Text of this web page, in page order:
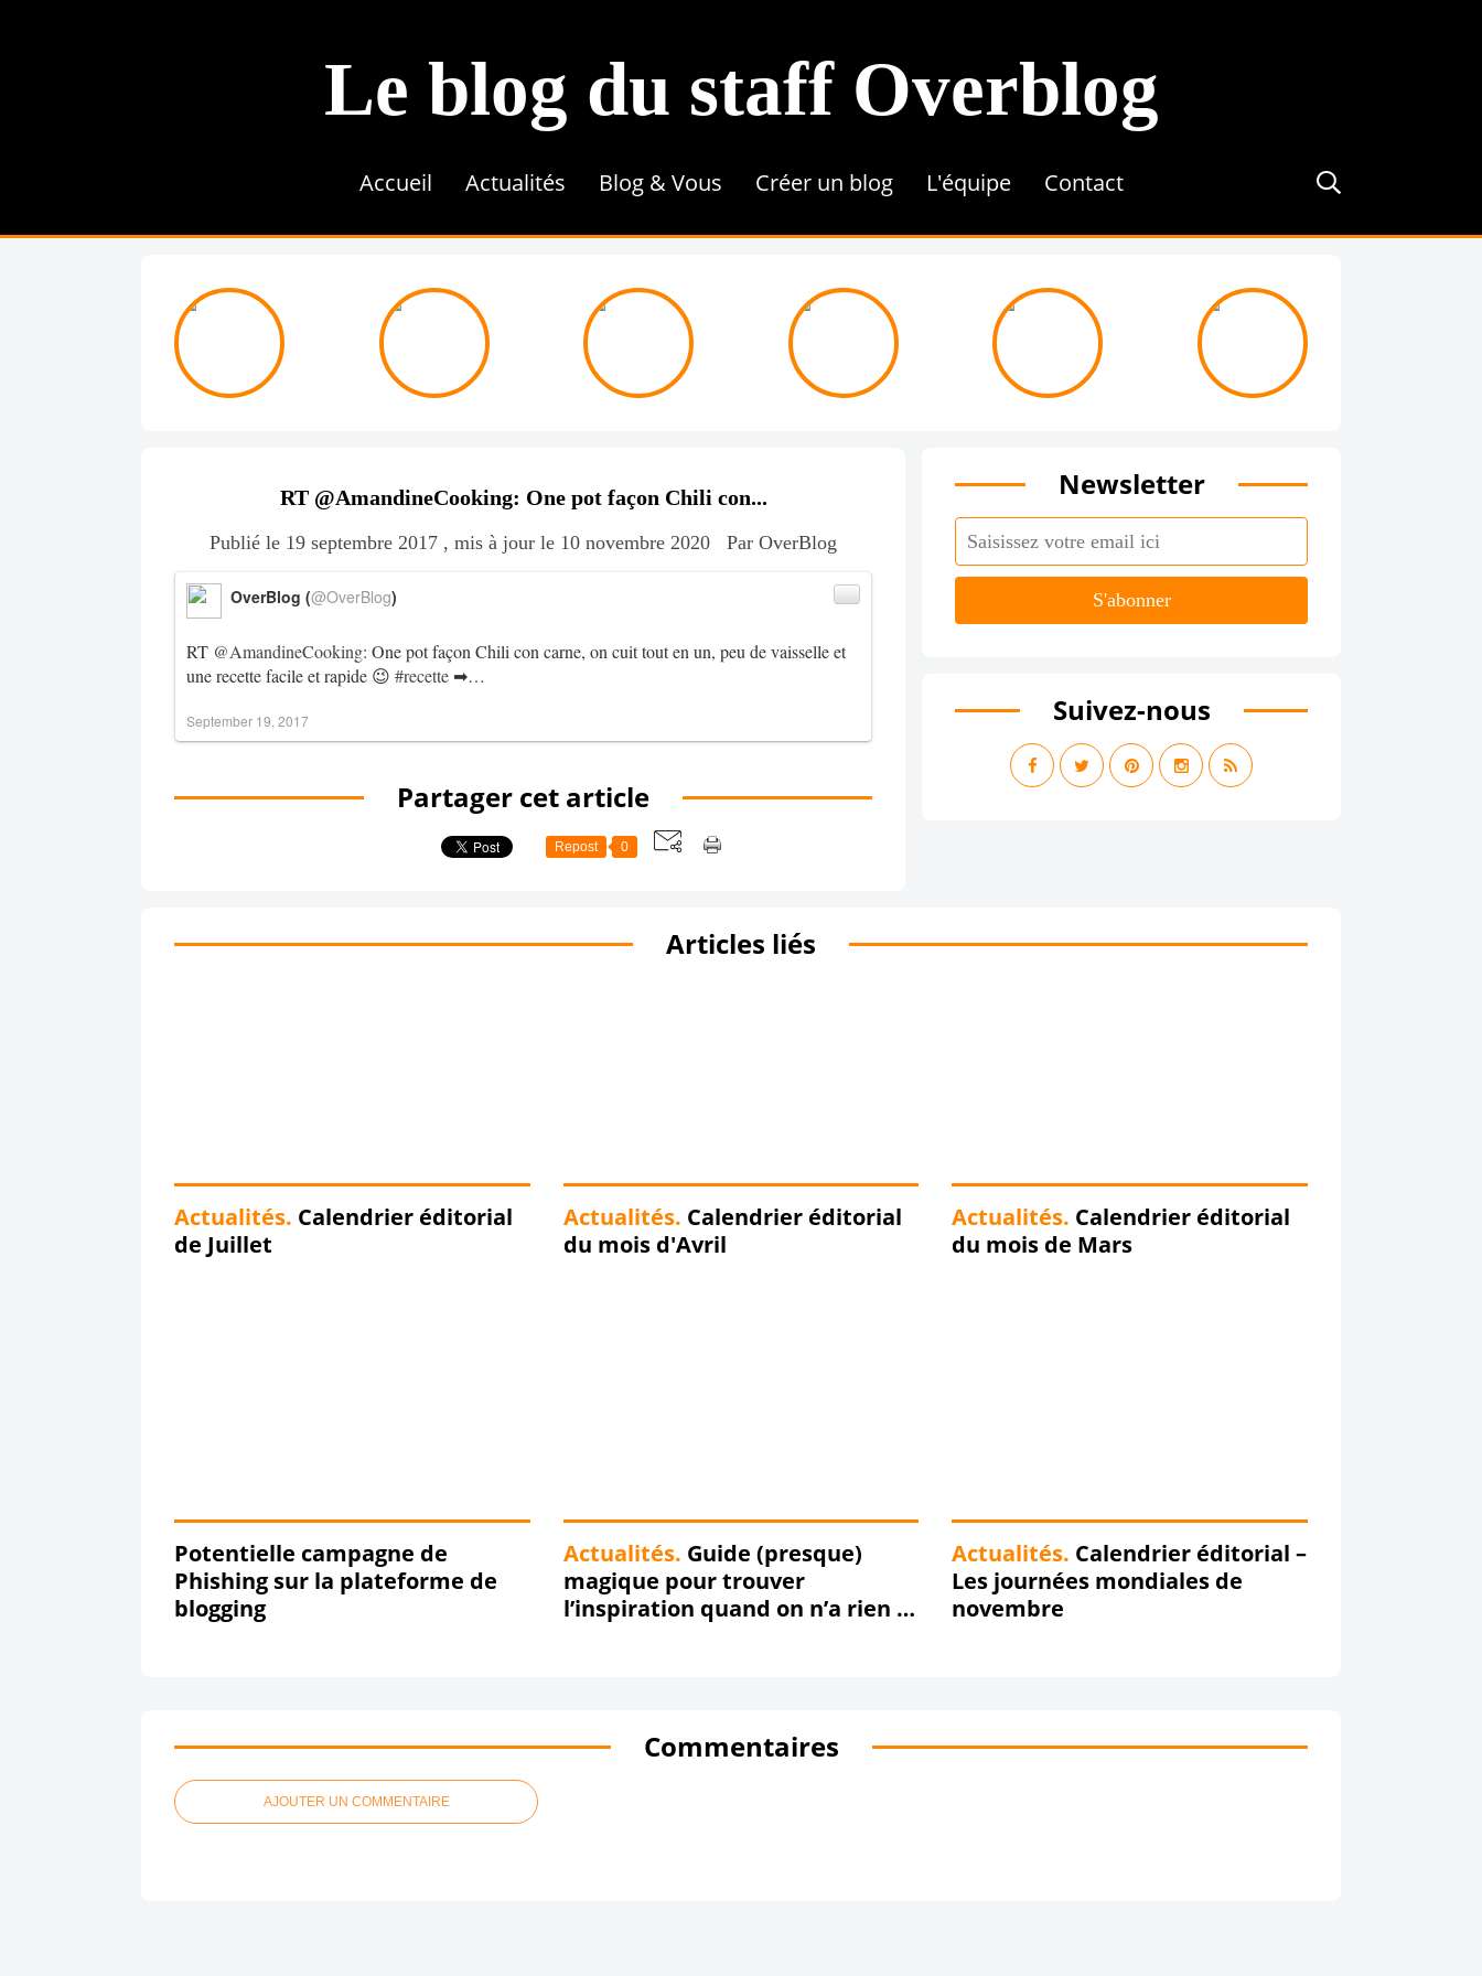
Le blog du staff Overblog
Accueil Actualités
Blog & Vous
Créer un blog
L'équipe
Contact
RT @AmandineCooking: One pot façon Chili con...
Publié le 19 septembre 2017 , mis à jour le 10 novembre 2020 Par OverBlog
RT @AmandineCooking: One pot façon Chili con carne, on cuit tout en un, peu de vaisselle et
une recette facile et rapide 😉 #recette ➡…
OverBlog (@OverBlog)
September 19, 2017
Partager cet article
Repost 0
Newsletter
Suivez-nous
Articles liés
Actualités. Calendrier éditorial
de Juillet
Actualités. Calendrier éditorial
du mois d'Avril
Actualités. Calendrier éditorial
du mois de Mars
Potentielle campagne de
Phishing sur la plateforme de
blogging
Actualités. Guide (presque)
magique pour trouver
l’inspiration quand on n’a rien à
Actualités. Calendrier éditorial –
Les journées mondiales de
novembre
Commentaires
AJOUTER UN COMMENTAIRE